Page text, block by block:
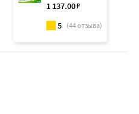
1 137.00₽
5 (44отзыва)